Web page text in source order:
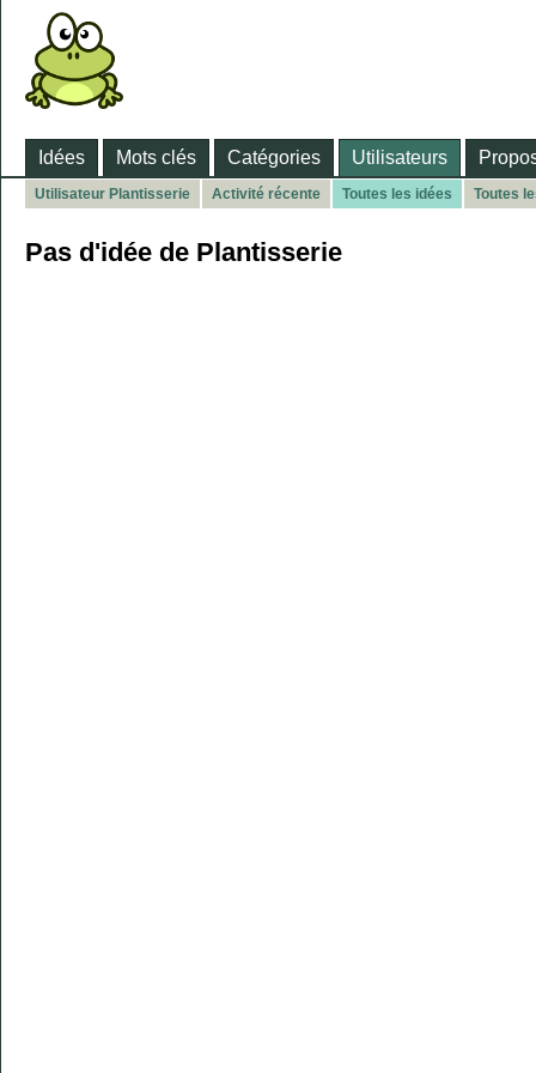
Idées Mots clés Catégories Utilisateurs
Utilisateur Plantisserie Activité récente Toutes les idées Toutes
Pas d'idée de Plantisserie